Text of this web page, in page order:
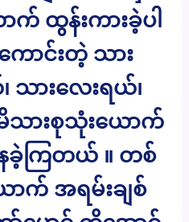
ထွန်းကားခဲ့ပါ
ာင်းတဲ့ သား
သားလေးရယ်၊
သားစုသုံးယောက်
ေခဲ့ကြတယ် ။ တစ်
က် အရမ်းချစ်